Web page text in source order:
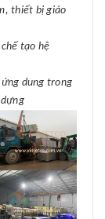
thiết bị giáo
tạo hệ
dung trong